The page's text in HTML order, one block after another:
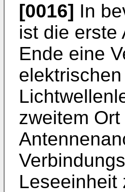
[0016] In
ist die erste
Ende eine
zweitem
Leseeinheit